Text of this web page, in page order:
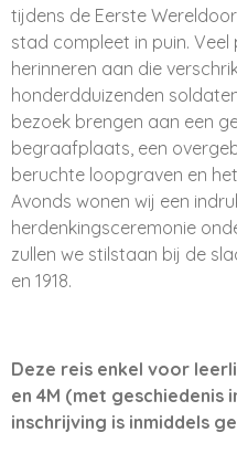
tijdens de Eerste
stad compleet in puin. Veel
herinneren aan die
honderdduizenden
bezoek brengen aan een
begraafplaats, een
beruchte loopgraven en
Avonds wonen wij een
herdenkingsceremonie
zullen we stilstaan bij de
en 1918.
Deze reis enkel voor
en 4M (met geschiedenis
inschrijving is inmiddels